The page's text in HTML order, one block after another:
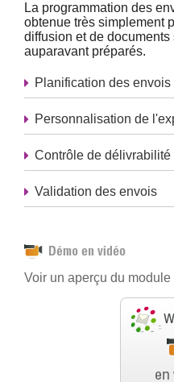
La programmation des
obtenue très simplement
diffusion et de
auparavant préparés.
Planification des envois
Personnalisation de
Contrôle de
Validation des envois
Voir un aperçu du